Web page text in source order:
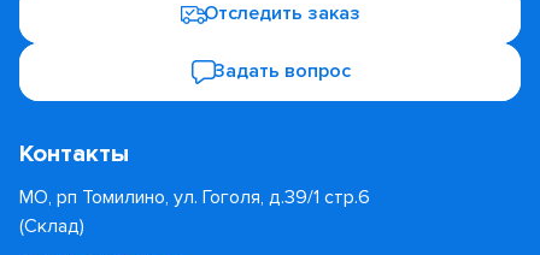
Отследить заказ
Задать вопрос
Контакты
МО, рп Томилино, ул. Гоголя, д.39/1 стр.6
(Склад)